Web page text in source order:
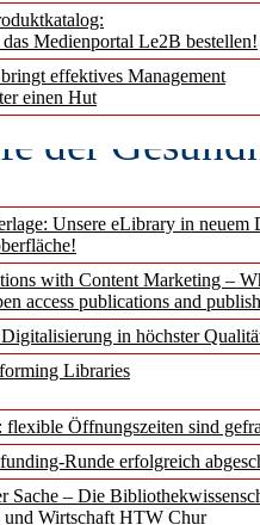
Medienportal Le2B bestellen!
effektives Management
einen Hut
Unsere eLibrary in neuem
with Content Marketing –
access publications and
in höchster
Libraries
Öffnungszeiten sind
Runde erfolgreich
Sache – Die
und Wirtschaft HTW Chur
der